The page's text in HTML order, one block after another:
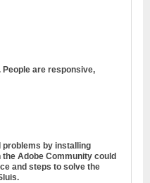
are responsive,
problems by installing
Adobe Community could
and steps to solve the